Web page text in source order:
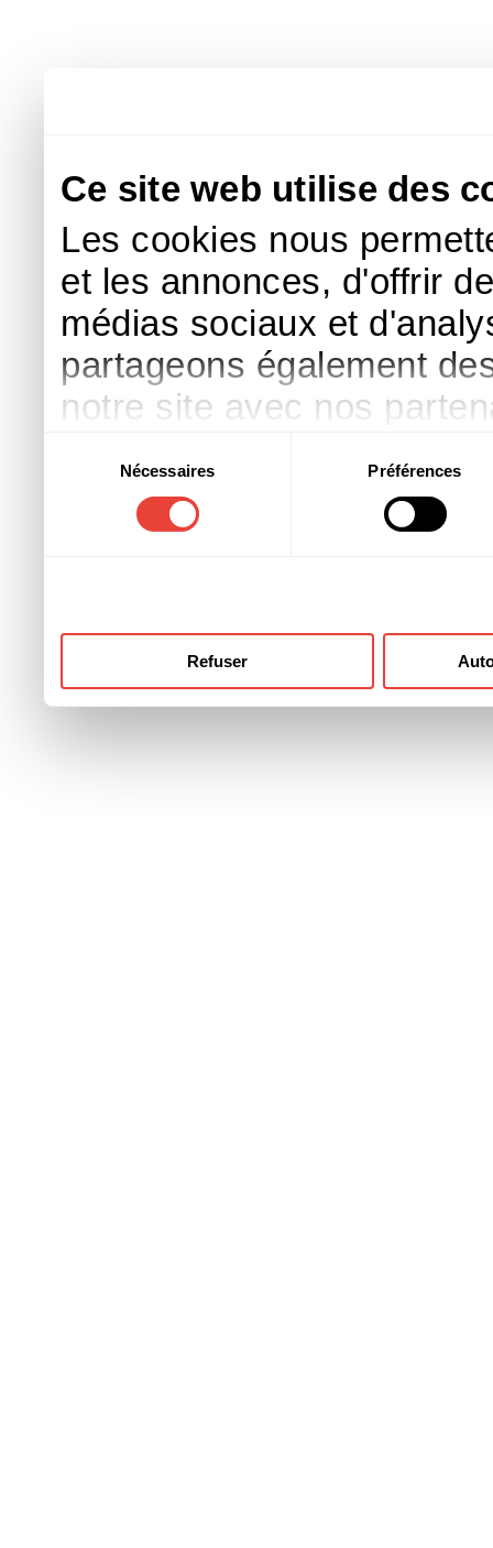
Ce site web utilise des
Les cookies nous
et les annonces, d'offrir
médias sociaux et
partageons également
notre site avec nos
d'autres informations
ont collectées lors de
consentement
Nécessaires Préférences
Refuser